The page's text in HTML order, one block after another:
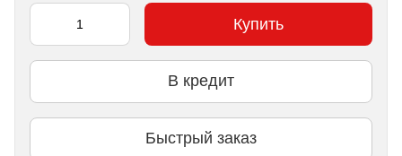
Купить
В кредит
Быстрый заказ